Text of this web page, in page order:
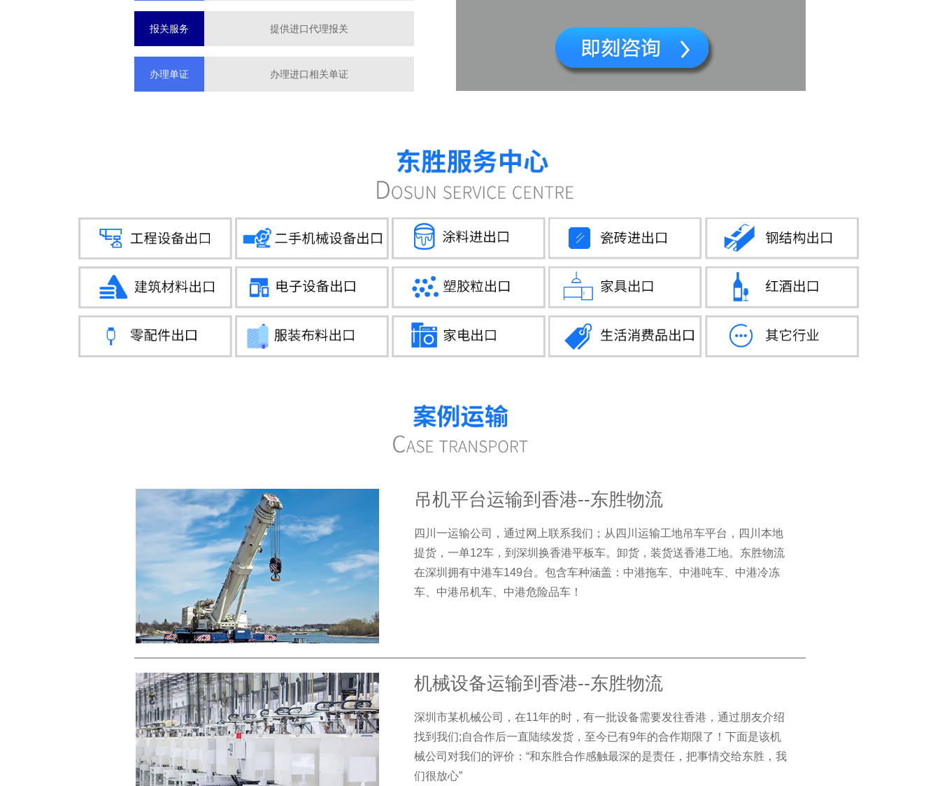
报关服务 提供进口代理报关
办理单证 办理进口相关单证
吊机平台运输到香港--东胜物流
四川一运输公司，通过网上联系我们；从四川运输工地吊车平台，四川本地
提货，一单12车，到深圳换香港平板车。卸货，装货送香港工地。东胜物流
在深圳拥有中港车149台。包含车种涵盖：中港拖车、中港吨车、中港冷冻
车、中港吊机车、中港危险品车！
机械设备运输到香港--东胜物流
深圳市某机械公司，在11年的时，有一批设备需要发往香港，通过朋友介绍
找到我们;自合作后一直陆续发货，至今已有9年的合作期限了！下面是该机
械公司对我们的评价：“和东胜合作感触最深的是责任，把事情交给东胜，我
们很放心”